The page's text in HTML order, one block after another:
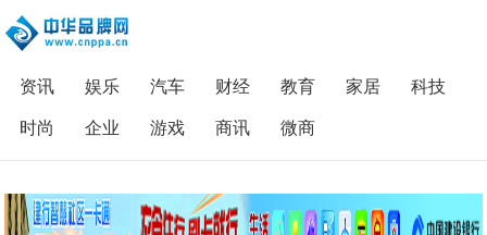
资讯 娱乐 汽车 财经 教育 家居
科技
时尚
企业 游戏 商讯 微商